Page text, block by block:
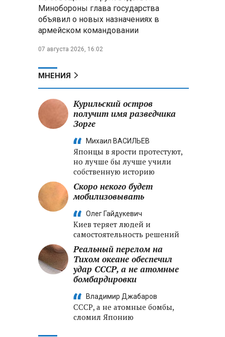
уничтожил эшелон с техникой
ВСУ в Днепропетровской
области
Главы правительств ЕАЭС
e‑торговле, биржевому рынку и
Александр Лукашенко:
Хотите «собирать сливки» в
городах — отвечайте и за
Минобороны глава государства
объявил о новых назначениях в
армейском командовании
07 августа 2026, 16:02
МНЕНИЯ
Курильский остров
получит имя разведчика
Зорге
Михаил ВАСИЛЬЕВ
Японцы в ярости протестуют,
но лучше бы лучше учили
собственную историю
Скоро некого будет
мобилизовывать
Олег Гайдукевич
Киев теряет людей и
самостоятельность решений
Реальный перелом на
Тихом океане обеспечил
удар СССР, а не атомные
бомбардировки
Владимир Джабаров
СССР, а не атомные бомбы,
сломил Японию